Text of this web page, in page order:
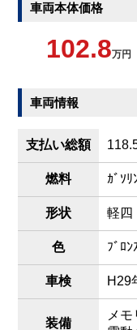
車両本体価格
102.8万円
車両情報
支払い総額
燃料 ｶﾞｿﾘ
形状 軽四
色 ﾌﾞﾛﾝ
車検 H29
装備
メ